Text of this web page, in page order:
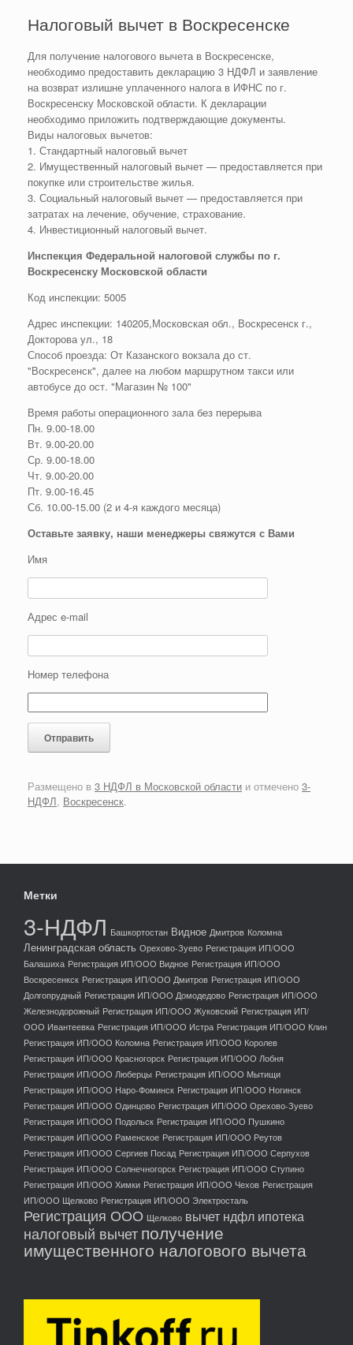
Налоговый вычет в Воскресенске
Для получение налогового вычета в Воскресенске,
необходимо предоставить декларацию 3 НДФЛ и заявление
на возврат излишне уплаченного налога в ИФНС по г.
Воскресенску Московской области. К декларации
необходимо приложить подтверждающие документы.
Виды налоговых вычетов:
1. Стандартный налоговый вычет
2. Имущественный налоговый вычет — предоставляется при
покупке или строительстве жилья.
3. Социальный налоговый вычет — предоставляется при
затратах на лечение, обучение, страхование.
4. Инвестиционный налоговый вычет.
Инспекция Федеральной налоговой службы по г.
Воскресенску Московской области
Код инспекции: 5005
Адрес инспекции: 140205,Московская обл., Воскресенск г.,
Докторова ул., 18
Способ проезда: От Казанского вокзала до ст.
"Воскресенск", далее на любом маршрутном такси или
автобусе до ост. "Магазин № 100"
Время работы операционного зала без перерыва
Пн. 9.00-18.00
Вт. 9.00-20.00
Ср. 9.00-18.00
Чт. 9.00-20.00
Пт. 9.00-16.45
Сб. 10.00-15.00 (2 и 4-я каждого месяца)
Оставьте заявку, наши менеджеры свяжутся с Вами
Имя
Адрес e-mail
Номер телефона
Размещено в 3 НДФЛ в Московской области и отмечено 3-
НДФЛ, Воскресенск.
Метки
3-НДФЛ Башкортостан Видное Дмитров Коломна
Ленинградская область Орехово-Зуево Регистрация ИП/ООО
Балашиха Регистрация ИП/ООО Видное Регистрация ИП/ООО
Воскресенкск Регистрация ИП/ООО Дмитров Регистрация ИП/ООО
Долгопрудный Регистрация ИП/ООО Домодедово Регистрация ИП/ООО
Железнодорожный Регистрация ИП/ООО Жуковский Регистрация ИП/
ООО Ивантеевка Регистрация ИП/ООО Истра Регистрация ИП/ООО Клин
Регистрация ИП/ООО Коломна Регистрация ИП/ООО Королев
Регистрация ИП/ООО Красногорск Регистрация ИП/ООО Лобня
Регистрация ИП/ООО Люберцы Регистрация ИП/ООО Мытищи
Регистрация ИП/ООО Наро-Фоминск Регистрация ИП/ООО Ногинск
Регистрация ИП/ООО Одинцово Регистрация ИП/ООО Орехово-Зуево
Регистрация ИП/ООО Подольск Регистрация ИП/ООО Пушкино
Регистрация ИП/ООО Раменское Регистрация ИП/ООО Реутов
Регистрация ИП/ООО Сергиев Посад Регистрация ИП/ООО Серпухов
Регистрация ИП/ООО Солнечногорск Регистрация ИП/ООО Ступино
Регистрация ИП/ООО Химки Регистрация ИП/ООО Чехов Регистрация
ИП/ООО Щелково Регистрация ИП/ООО Электросталь
Регистрация ООО Щелково вычет ндфл ипотека
налоговый вычетполучение
имущественного налогового вычета